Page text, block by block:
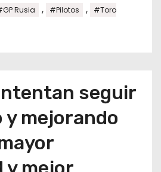
Rusia , #Pilotos ,
#Toro
seguir
mejorando